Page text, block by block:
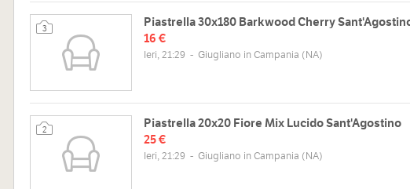
3
Piastrella 30x180 Barkwood Cherry
16 €
Ieri, 21:29 - Giugliano in Campania (NA)
2
Piastrella 20x20 Fiore Mix Lucido Sant'Agostino
25 €
Ieri, 21:29 - Giugliano in Campania (NA)